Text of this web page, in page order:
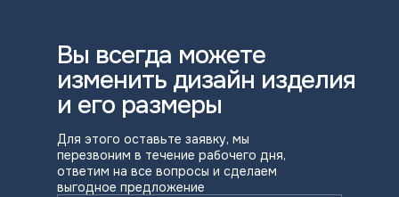
Вы всегда можете
изменить дизайн изделия
и его размеры
Для этого оставьте заявку, мы
перезвоним в течение рабочего дня,
ответим на все вопросы и сделаем
выгодное предложение